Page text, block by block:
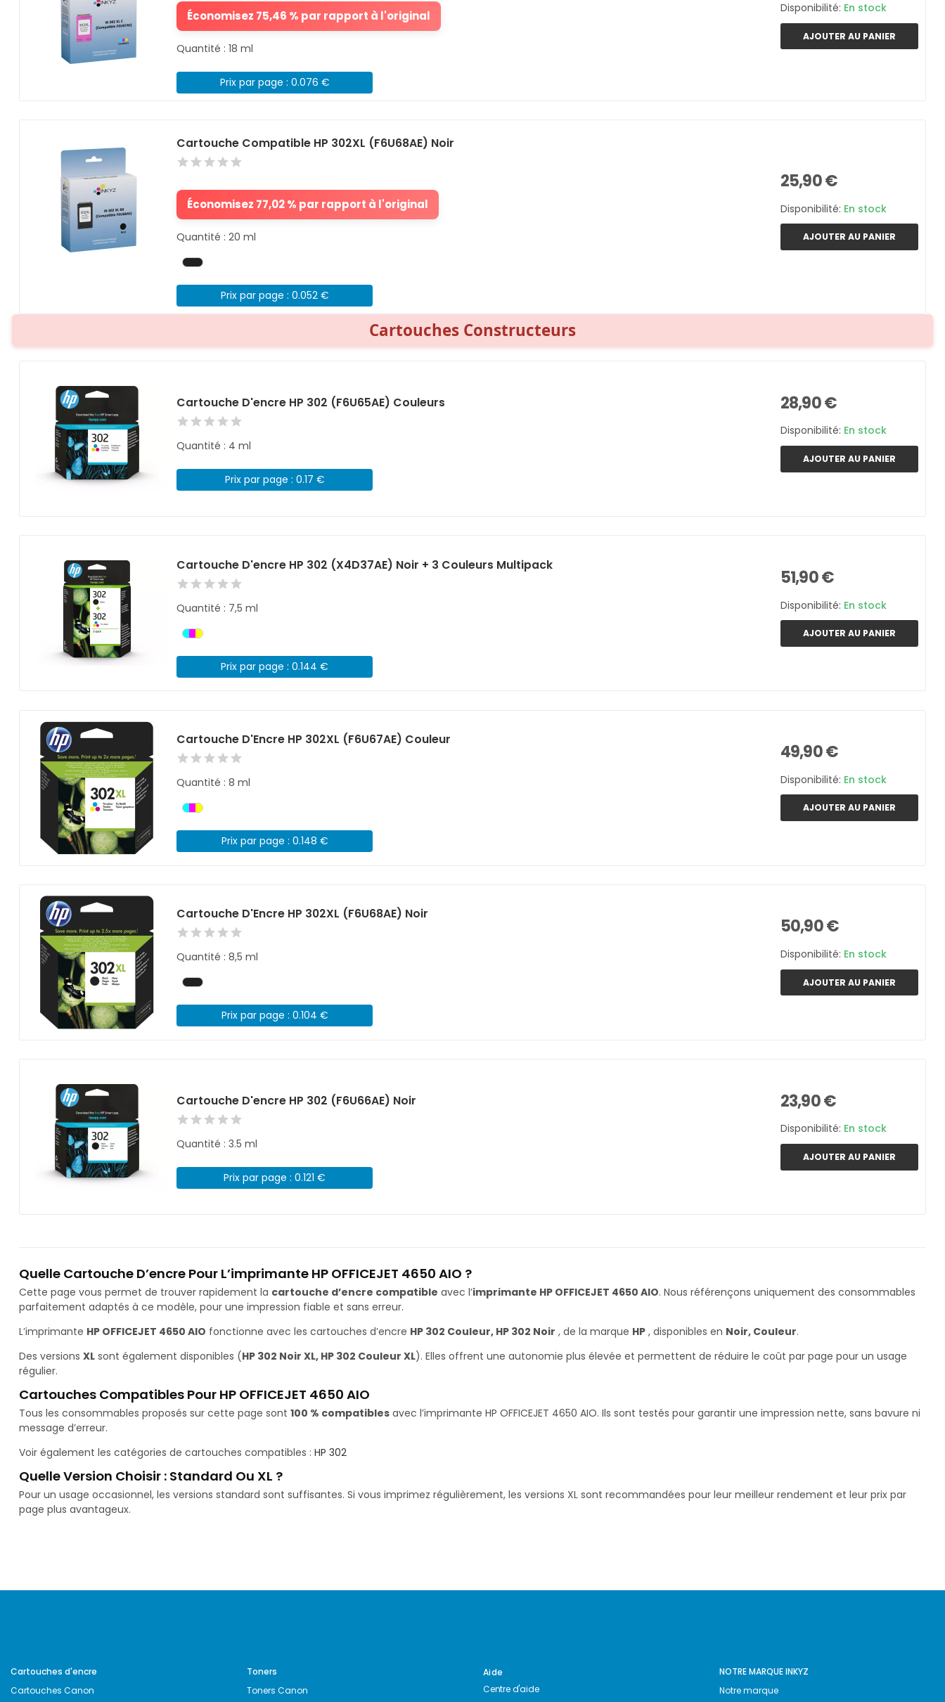
Économisez 75,46 % par rapport à l'original
Quantité : 18 ml
Prix par page : 0.076 €
Disponibilité: En stock
AJOUTER AU PANIER
Cartouche Compatible HP 302XL (F6U68AE) Noir
Économisez 77,02 % par rapport à l'original
Quantité : 20 ml
Prix par page : 0.052 €
25,90 €
Disponibilité: En stock
AJOUTER AU PANIER
Cartouches Constructeurs
Cartouche D'encre HP 302 (F6U65AE) Couleurs
Quantité : 4 ml
Prix par page : 0.17 €
28,90 €
Disponibilité: En stock
AJOUTER AU PANIER
Cartouche D'encre HP 302 (X4D37AE) Noir + 3 Couleurs Multipack
Quantité : 7,5 ml
Prix par page : 0.144 €
51,90 €
Disponibilité: En stock
AJOUTER AU PANIER
Cartouche D'Encre HP 302XL (F6U67AE) Couleur
Quantité : 8 ml
Prix par page : 0.148 €
49,90 €
Disponibilité: En stock
AJOUTER AU PANIER
Cartouche D'Encre HP 302XL (F6U68AE) Noir
Quantité : 8,5 ml
Prix par page : 0.104 €
50,90 €
Disponibilité: En stock
AJOUTER AU PANIER
Cartouche D'encre HP 302 (F6U66AE) Noir
Quantité : 3.5 ml
Prix par page : 0.121 €
23,90 €
Disponibilité: En stock
AJOUTER AU PANIER
Quelle Cartouche D’encre Pour L’imprimante HP OFFICEJET 4650 AIO ?
Cette page vous permet de trouver rapidement la cartouche d’encre compatible avec l’imprimante HP OFFICEJET 4650 AIO. Nous référençons uniquement des consommables
parfaitement adaptés à ce modèle, pour une impression fiable et sans erreur.
L’imprimante HP OFFICEJET 4650 AIO fonctionne avec les cartouches d’encre HP 302 Couleur, HP 302 Noir , de la marque HP , disponibles en Noir, Couleur.
Des versions XL sont également disponibles (HP 302 Noir XL, HP 302 Couleur XL). Elles offrent une autonomie plus élevée et permettent de réduire le coût par page pour un usage
régulier.
Cartouches Compatibles Pour HP OFFICEJET 4650 AIO
Tous les consommables proposés sur cette page sont 100 % compatibles avec l’imprimante HP OFFICEJET 4650 AIO. Ils sont testés pour garantir une impression nette, sans bavure ni
message d’erreur.
Voir également les catégories de cartouches compatibles : HP 302
Quelle Version Choisir : Standard Ou XL ?
Pour un usage occasionnel, les versions standard sont suffisantes. Si vous imprimez régulièrement, les versions XL sont recommandées pour leur meilleur rendement et leur prix par
page plus avantageux.
Cartouches d'encre
Cartouches Canon
Toners
Toners Canon
Aide
Centre d'aide
NOTRE MARQUE INKYZ
Notre marque